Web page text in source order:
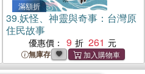
滿額折
39.妖怪、神靈與奇事：台灣原
住民故事
優惠價： 9 261
無庫存